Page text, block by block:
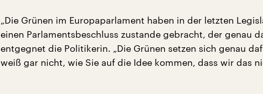
„Die Grünen im Europaparlament haben in der letzten
einen Parlamentsbeschluss zustande gebracht, der genau
entgegnet die Politikerin. „Die Grünen setzen sich genau
weiß gar nicht, wie Sie auf die Idee kommen, dass wir das